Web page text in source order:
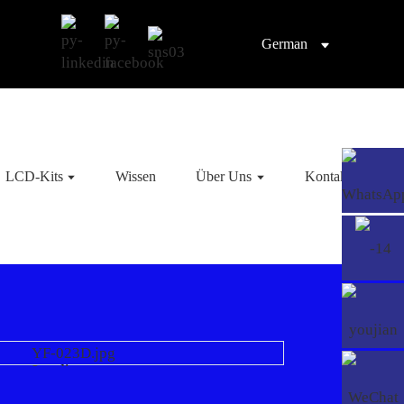
German
LCD-Kits Wissen Über Uns Kontaktieren Sie
Loading...
Loading...